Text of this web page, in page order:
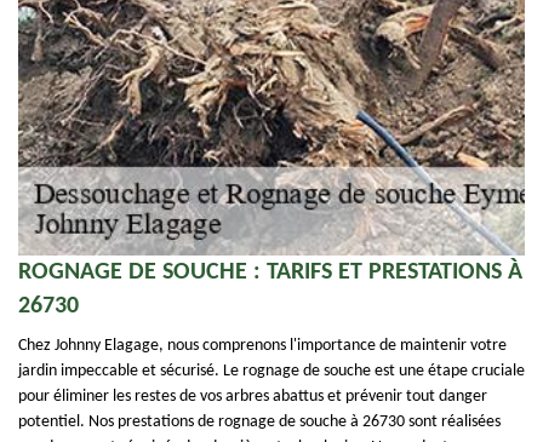
ROGNAGE DE SOUCHE : TARIFS ET PRESTATIONS À
26730
Chez Johnny Elagage, nous comprenons l'importance de maintenir votre
jardin impeccable et sécurisé. Le rognage de souche est une étape cruciale
pour éliminer les restes de vos arbres abattus et prévenir tout danger
potentiel. Nos prestations de rognage de souche à 26730 sont réalisées